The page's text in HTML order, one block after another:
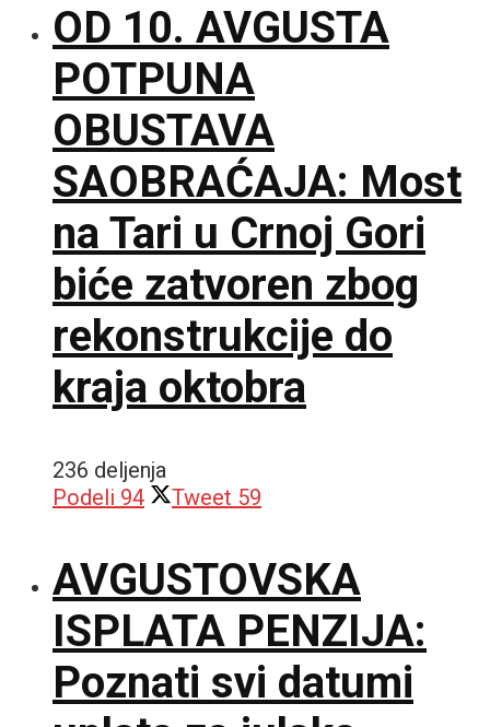
OD 10. AVGUSTA
POTPUNA
OBUSTAVA
SAOBRAĆAJA: Most
na Tari u Crnoj Gori
biće zatvoren zbog
rekonstrukcije do
kraja oktobra
236 deljenja
Podeli 94 Tweet 59
AVGUSTOVSKA
ISPLATA PENZIJA:
Poznati svi datumi